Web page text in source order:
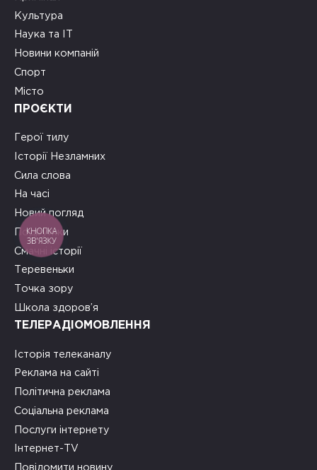
Культура
Наука та ІТ
Новини компаній
Спорт
Місто
ПРОЄКТИ
Герої тилу
Історії Незламних
Сила слова
На часі
Новий погляд
Подружки
Смачні історії
Теревеньки
Точка зору
Школа здоров’я
ТЕЛЕРАДІОМОВЛЕННЯ
Історія телеканалу
Реклама на сайті
Політична реклама
Соціальна реклама
Послуги інтернету
Інтернет-TV
Повідомити новину
КНОПКА
ЗВ'ЯЗКУ